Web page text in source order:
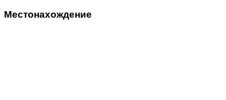
Местонахождение